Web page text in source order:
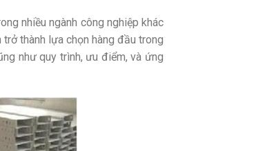
nhiều ngành công nghiệp khác
thành lựa chọn hàng đầu trong
như quy trình, ưu điểm, và ứng